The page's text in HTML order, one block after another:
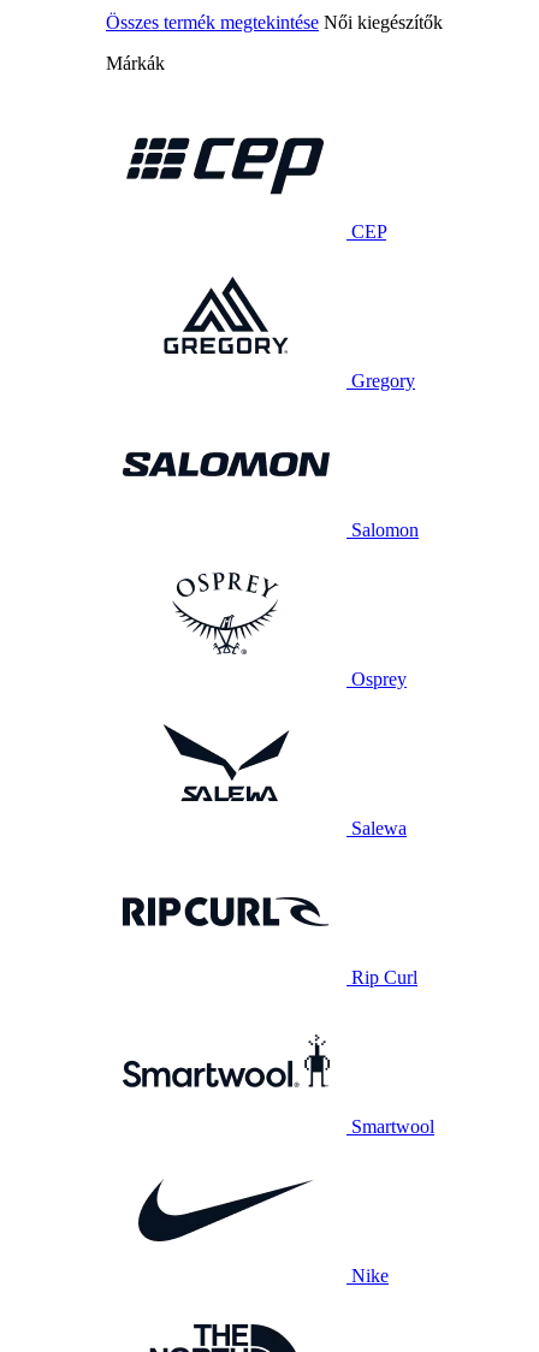
Összes termék megtekintése Női kiegészítők
Márkák
CEP
Gregory
Salomon
Osprey
Salewa
Rip Curl
Smartwool
Nike